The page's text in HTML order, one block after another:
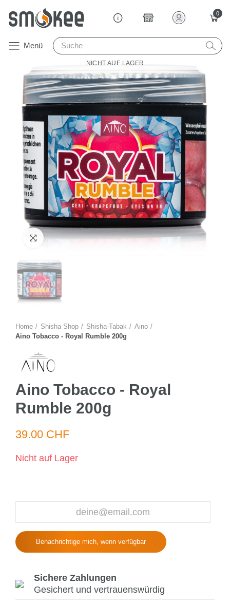
0
Menü
NICHT AUF LAGER
Zum Vergrössern anklicken
Home Shisha Shop Shisha-Tabak
Aino
Aino Tobacco - Royal Rumble 200g
Aino Tobacco - Royal
Rumble 200g
39.00 CHF
Nicht auf Lager
Benachrichtige mich, wenn verfügbar
Sichere Zahlungen
Gesichert und vertrauenswürdig